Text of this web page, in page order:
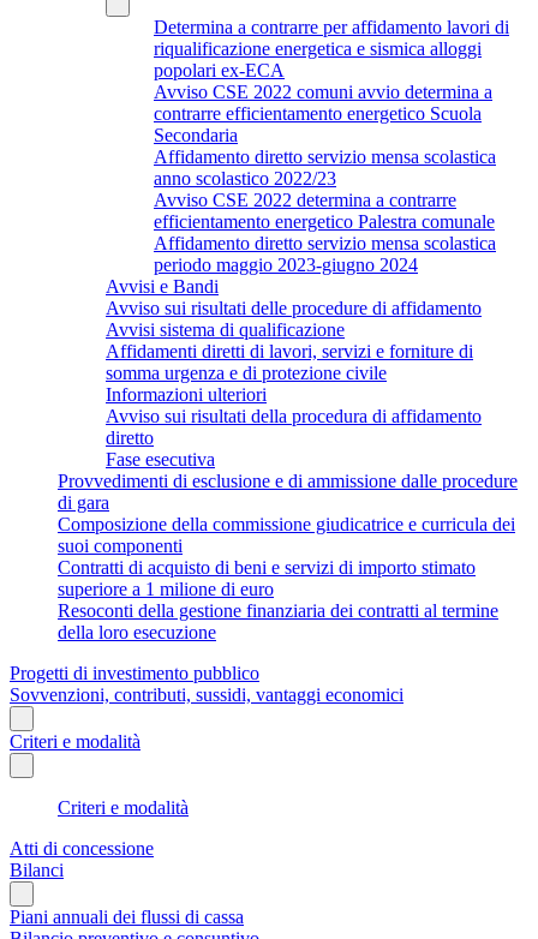
Determina a contrarre per affidamento lavori di
riqualificazione energetica e sismica alloggi
popolari ex-ECA
Avviso CSE 2022 comuni avvio determina a
contrarre efficientamento energetico Scuola
Secondaria
Affidamento diretto servizio mensa scolastica
anno scolastico 2022/23
Avviso CSE 2022 determina a contrarre
efficientamento energetico Palestra comunale
Affidamento diretto servizio mensa scolastica
periodo maggio 2023-giugno 2024
Avvisi e Bandi
Avviso sui risultati delle procedure di affidamento
Avvisi sistema di qualificazione
Affidamenti diretti di lavori, servizi e forniture di
somma urgenza e di protezione civile
Informazioni ulteriori
Avviso sui risultati della procedura di affidamento
diretto
Fase esecutiva
Provvedimenti di esclusione e di ammissione dalle procedure
di gara
Composizione della commissione giudicatrice e curricula dei
suoi componenti
Contratti di acquisto di beni e servizi di importo stimato
superiore a 1 milione di euro
Resoconti della gestione finanziaria dei contratti al termine
della loro esecuzione
Progetti di investimento pubblico
Sovvenzioni, contributi, sussidi, vantaggi economici
Criteri e modalità
Criteri e modalità
Atti di concessione
Bilanci
Piani annuali dei flussi di cassa